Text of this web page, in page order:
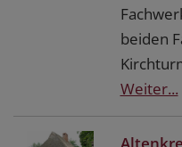
beiden
Weiter...